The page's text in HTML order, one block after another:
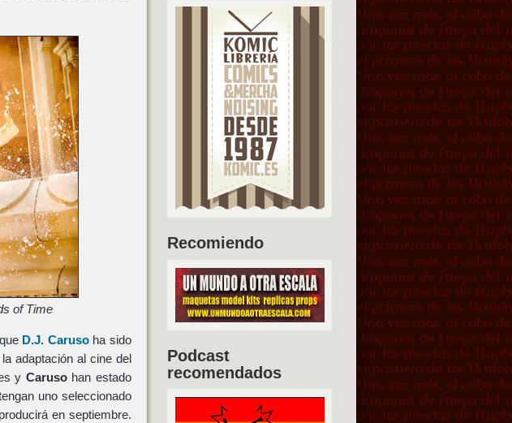
of Time
D.J. Carusoha sido
adaptación al cine del
y Carusohan estado
uno seleccionado
en septiembre.
Recomiendo
Podcast
recomendados